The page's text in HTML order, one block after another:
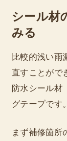
シール材
みる
比較的浅い雨
直すことがで
防水シール材
グテープです。
まず補修箇所